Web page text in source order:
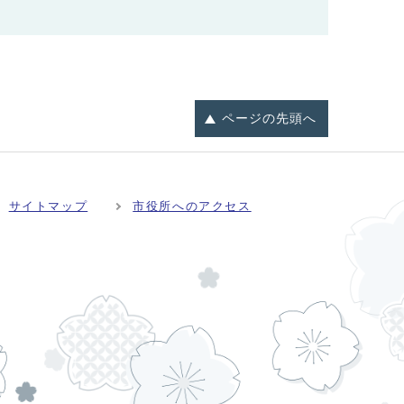
ページの先頭へ
サイトマップ 市役所へのアクセス